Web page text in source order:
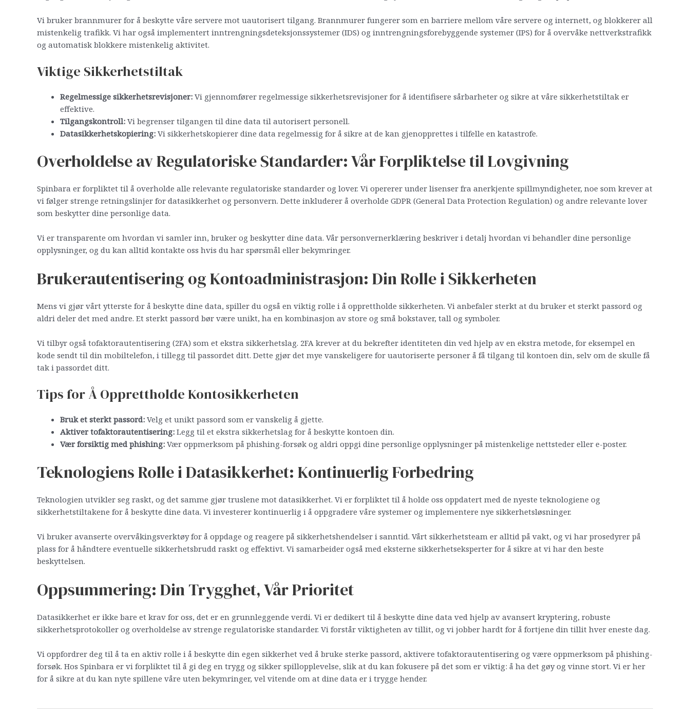
Vi bruker brannmurer for å beskytte våre servere mot uautorisert tilgang. Brannmurer fungerer som en barriere mellom våre servere og internett, og blokkerer all
mistenkelig trafikk. Vi har også implementert inntrengningsdeteksjonssystemer (IDS) og inntrengningsforebyggende systemer (IPS) for å overvåke nettverkstrafikk
og automatisk blokkere mistenkelig aktivitet.
Viktige Sikkerhetstiltak
Regelmessige sikkerhetsrevisjoner: Vi gjennomfører regelmessige sikkerhetsrevisjoner for å identifisere sårbarheter og sikre at våre sikkerhetstiltak er
effektive.
Tilgangskontroll: Vi begrenser tilgangen til dine data til autorisert personell.
Datasikkerhetskopiering: Vi sikkerhetskopierer dine data regelmessig for å sikre at de kan gjenopprettes i tilfelle en katastrofe.
Overholdelse av Regulatoriske Standarder: Vår Forpliktelse til Lovgivning
Spinbara er forpliktet til å overholde alle relevante regulatoriske standarder og lover. Vi opererer under lisenser fra anerkjente spillmyndigheter, noe som krever at
vi følger strenge retningslinjer for datasikkerhet og personvern. Dette inkluderer å overholde GDPR (General Data Protection Regulation) og andre relevante lover
som beskytter dine personlige data.
Vi er transparente om hvordan vi samler inn, bruker og beskytter dine data. Vår personvernerklæring beskriver i detalj hvordan vi behandler dine personlige
opplysninger, og du kan alltid kontakte oss hvis du har spørsmål eller bekymringer.
Brukerautentisering og Kontoadministrasjon: Din Rolle i Sikkerheten
Mens vi gjør vårt ytterste for å beskytte dine data, spiller du også en viktig rolle i å opprettholde sikkerheten. Vi anbefaler sterkt at du bruker et sterkt passord og
aldri deler det med andre. Et sterkt passord bør være unikt, ha en kombinasjon av store og små bokstaver, tall og symboler.
Vi tilbyr også tofaktorautentisering (2FA) som et ekstra sikkerhetslag. 2FA krever at du bekrefter identiteten din ved hjelp av en ekstra metode, for eksempel en
kode sendt til din mobiltelefon, i tillegg til passordet ditt. Dette gjør det mye vanskeligere for uautoriserte personer å få tilgang til kontoen din, selv om de skulle få
tak i passordet ditt.
Tips for Å Opprettholde Kontosikkerheten
Bruk et sterkt passord: Velg et unikt passord som er vanskelig å gjette.
Aktiver tofaktorautentisering: Legg til et ekstra sikkerhetslag for å beskytte kontoen din.
Vær forsiktig med phishing: Vær oppmerksom på phishing-forsøk og aldri oppgi dine personlige opplysninger på mistenkelige nettsteder eller e-poster.
Teknologiens Rolle i Datasikkerhet: Kontinuerlig Forbedring
Teknologien utvikler seg raskt, og det samme gjør truslene mot datasikkerhet. Vi er forpliktet til å holde oss oppdatert med de nyeste teknologiene og
sikkerhetstiltakene for å beskytte dine data. Vi investerer kontinuerlig i å oppgradere våre systemer og implementere nye sikkerhetsløsninger.
Vi bruker avanserte overvåkingsverktøy for å oppdage og reagere på sikkerhetshendelser i sanntid. Vårt sikkerhetsteam er alltid på vakt, og vi har prosedyrer på
plass for å håndtere eventuelle sikkerhetsbrudd raskt og effektivt. Vi samarbeider også med eksterne sikkerhetseksperter for å sikre at vi har den beste
beskyttelsen.
Oppsummering: Din Trygghet, Vår Prioritet
Datasikkerhet er ikke bare et krav for oss, det er en grunnleggende verdi. Vi er dedikert til å beskytte dine data ved hjelp av avansert kryptering, robuste
sikkerhetsprotokoller og overholdelse av strenge regulatoriske standarder. Vi forstår viktigheten av tillit, og vi jobber hardt for å fortjene din tillit hver eneste dag.
Vi oppfordrer deg til å ta en aktiv rolle i å beskytte din egen sikkerhet ved å bruke sterke passord, aktivere tofaktorautentisering og være oppmerksom på phishing-
forsøk. Hos Spinbara er vi forpliktet til å gi deg en trygg og sikker spillopplevelse, slik at du kan fokusere på det som er viktig: å ha det gøy og vinne stort. Vi er her
for å sikre at du kan nyte spillene våre uten bekymringer, vel vitende om at dine data er i trygge hender.